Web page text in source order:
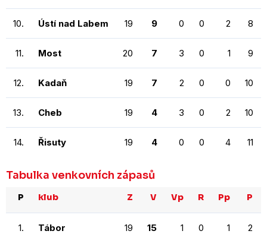
10. Ústí nad Labem 19 9 0 0 2 8
11. Most 20 7 3 0 1 9
12. Kadaň 19 7 2 0 0 10
13. Cheb 19 4 3 0 2 10
14. Řisuty 19 4 0 0 4 11
Tabulka venkovních zápasů
P klub Z V Vp R Pp P
1. Tábor 19 15 1 0 1 2